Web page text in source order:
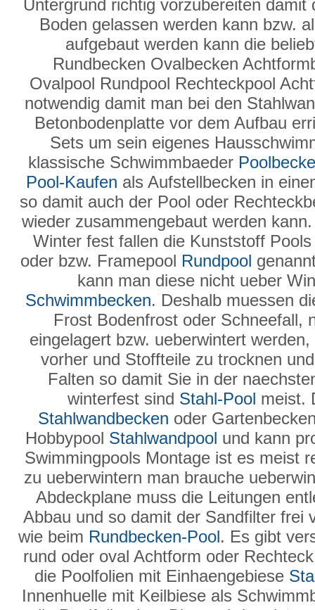
Untergrund richtig vorzubereiten damit
Boden gelassen werden kann bzw.
aufgebaut werden kann die
Rundbecken Ovalbecken
Ovalpool Rundpool Rechteckpool
notwendig damit man bei den
Betonbodenplatte vor dem Aufbau
Sets um sein eigenes
klassische Schwimmbaeder
Pool-Kaufen als Aufstellbecken in
so damit auch der Pool oder
wieder zusammengebaut werden
Winter fest fallen die Kunststoff
oder bzw. Framepool Rundpool
kann man diese nicht ueber
Schwimmbecken. Deshalb muessen
Frost Bodenfrost oder Schneefall,
eingelagert bzw. ueberwintert
vorher und Stoffteile zu trocknen
Falten so damit Sie in der
winterfest sind Stahl-Pool meist.
Stahlwandbecken oder
Hobbypool Stahlwandpool und kann
Swimmingpools Montage ist es meist
zu ueberwintern man brauche
Abdeckplane muss die Leitungen
Abbau und so damit der Sandfilter frei
wie beim Rundbecken-Pool. Es gibt
rund oder oval Achtform oder
die Poolfolien mit Einhaengebiese
Innenhuelle mit Keilbiese als